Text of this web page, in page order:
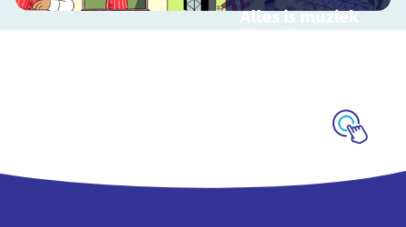
Alles is muziek
Interactieve